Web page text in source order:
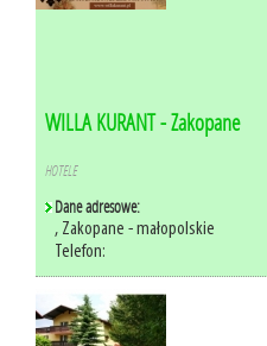
WILLA KURANT - Zakopane
HOTELE
Dane adresowe:
, Zakopane - małopolskie
Telefon: